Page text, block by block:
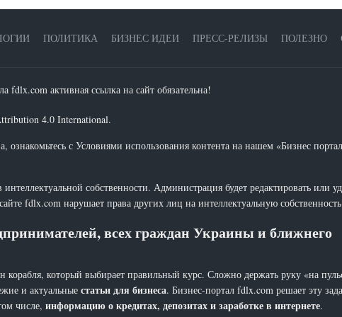
ПОЛИТИКА БИЗНЕС ИДЕИ ПРЕСС-РЕЛИЗЫ ПОЛЕЗНО
fdlx.com активная ссылка на сайт обязательна!
4.0 International.
с Условиями использования контента на нашем «Бизнес
собственности. Администрация будет редактировать или
fdlx.com нарушает права других лиц на интеллектуальную
всех граждан Украины и ближнего
который выбирает правильный курс. Сложно держать руку «на
и актуальные статьи для бизнеса. Бизнес-портал fdlx.com решает эту
числе, информацию о кредитах, депозитах и заработке в интернете.